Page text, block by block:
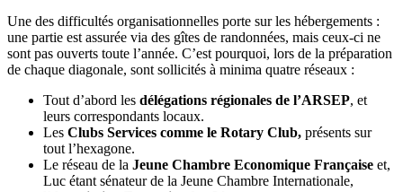
Une des difficultés organisationnelles porte sur les hébergements :
une partie est assurée via des gîtes de randonnées, mais ceux-ci ne
sont pas ouverts toute l’année. C’est pourquoi, lors de la préparation
de chaque diagonale, sont sollicités à minima quatre réseaux :
Tout d’abord les délégations régionales de l’ARSEP, et
leurs correspondants locaux.
Les Clubs Services comme le Rotary Club, présents sur
tout l’hexagone.
Le réseau de la Jeune Chambre Economique Française et,
Luc étant sénateur de la Jeune Chambre Internationale,